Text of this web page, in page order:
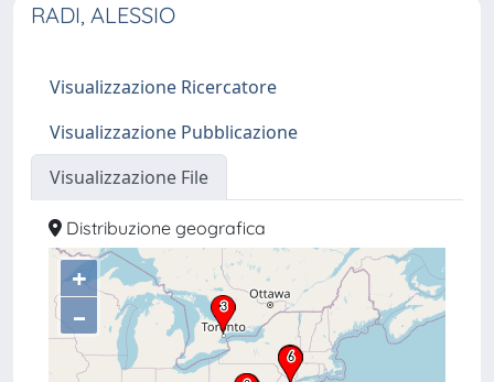
RADI, ALESSIO
Visualizzazione Ricercatore
Visualizzazione Pubblicazione
Visualizzazione File
Distribuzione geografica
+
–